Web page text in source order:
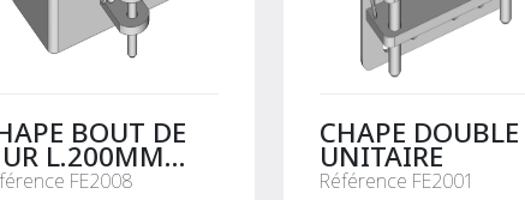
BOUT DE
L.200MM
FE2008
CHAPE DOUBLE
UNITAIRE
Référence FE2001